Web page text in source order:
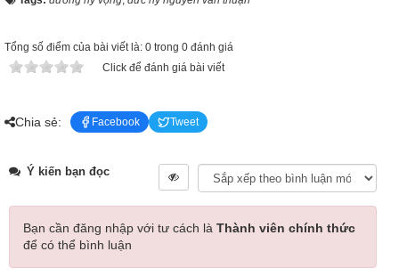
Tổng số điểm của bài viết là: 0 trong 0 đánh giá
Click để đánh giá bài viết
Chia sẻ: Facebook Tweet
Ý kiến bạn đọc
Bạn cần đăng nhập với tư cách là Thành viên chính thức
để có thể bình luận